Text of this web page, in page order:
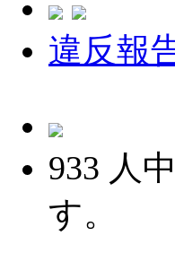
違反報
933 人中
す。